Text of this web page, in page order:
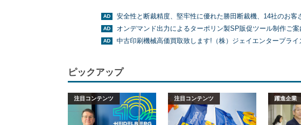
安全性と断裁精度、堅牢性に優れた勝田断裁機、14社のお客
オンデマンド出力によるターポリン製SP販促ツール制作ご案
中古印刷機械高価買取致します!（株）ジェイエンタープライ
ピックアップ
注目コンテンツ 注目コンテンツ 躍進企業